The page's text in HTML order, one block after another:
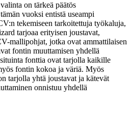
on tärkeä päätös
vuoksi entistä useampi
tekemiseen tarkoitettuja työkaluja,
tarjoaa erityisen joustavat,
mallipohjat, jotka ovat ammattilaisen
fontin muuttamisen yhdellä
fonttia ovat tarjolla kaikille
fontin kokoa ja väriä. Myös
tarjolla yhtä joustavat ja kätevät
onnistuu yhdellä